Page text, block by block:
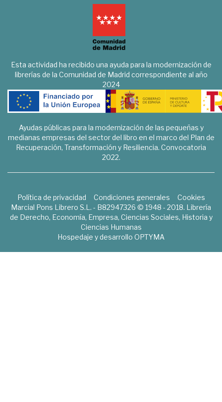
Esta actividad ha recibido una ayuda para la modernización de
librerías de la Comunidad de Madrid correspondiente al año
2024
Ayudas públicas para la modernización de las pequeñas y
medianas empresas del sector del libro en el marco del Plan de
Recuperación, Transformación y Resiliencia. Convocatoria
2022.
Política de privacidad Condiciones generales
Cookies
Marcial Pons Librero S.L. - B82947326 © 1948 - 2018. Librería
de Derecho, Economía, Empresa, Ciencias Sociales, Historia y
Ciencias Humanas
Hospedaje y desarrollo OPTYMA